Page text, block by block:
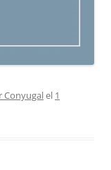
Conyugalel 1